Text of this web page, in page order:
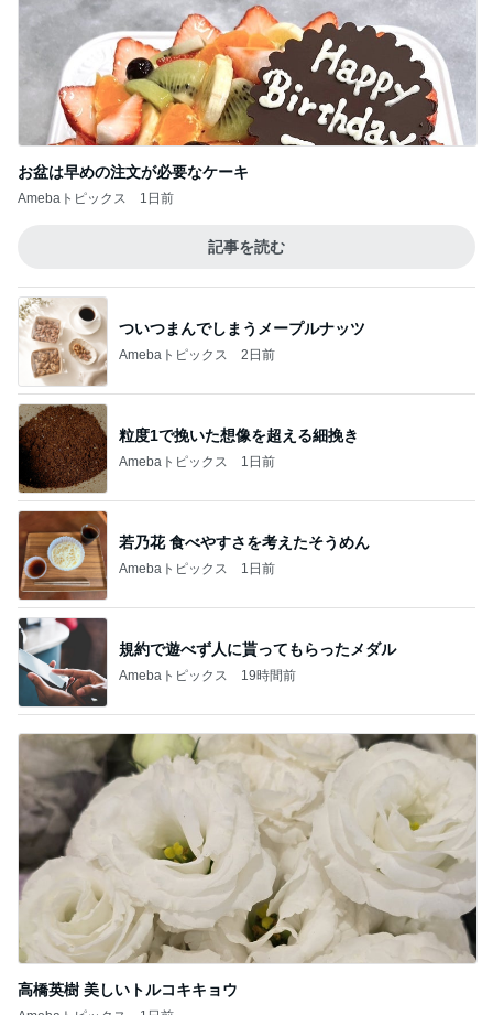
お盆は早めの注文が必要なケーキ
Amebaトピックス 1日前
記事を読む
ついつまんでしまうメープルナッツ
Amebaトピックス 2日前
粒度1で挽いた想像を超える細挽き
Amebaトピックス 1日前
若乃花 食べやすさを考えたそうめん
Amebaトピックス 1日前
規約で遊べず人に貰ってもらったメダル
Amebaトピックス 19時間前
高橋英樹 美しいトルコキキョウ